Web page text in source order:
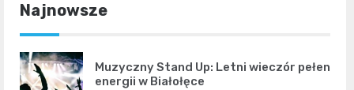
Najnowsze
Muzyczny Stand Up: Letni wieczór pełen
energii w Białołęce